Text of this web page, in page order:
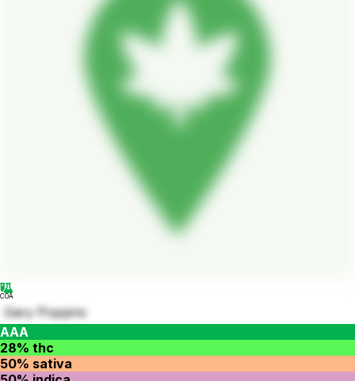
COA
Gary Poppins
AAA
28% thc
50% sativa